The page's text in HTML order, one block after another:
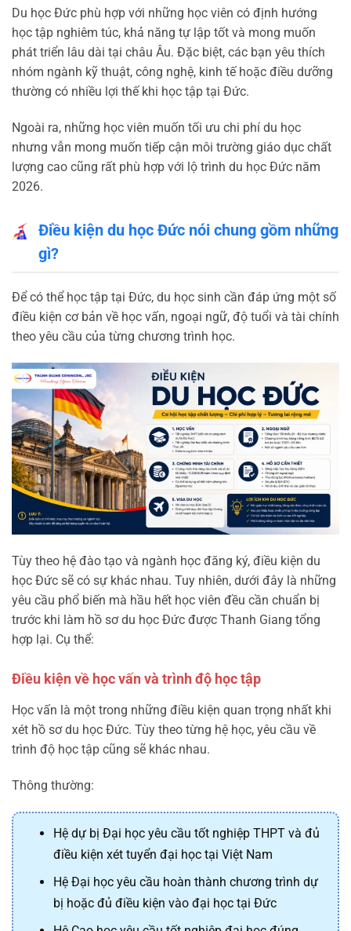
Du học Đức phù hợp với những học viên có định hướng
học tập nghiêm túc, khả năng tự lập tốt và mong muốn
phát triển lâu dài tại châu Âu. Đặc biệt, các bạn yêu thích
nhóm ngành kỹ thuật, công nghệ, kinh tế hoặc điều dưỡng
thường có nhiều lợi thế khi học tập tại Đức.
Ngoài ra, những học viên muốn tối ưu chi phí du học
nhưng vẫn mong muốn tiếp cận môi trường giáo dục chất
lượng cao cũng rất phù hợp với lộ trình du học Đức năm
2026.
Điều kiện du học Đức nói chung gồm những
gì?
Để có thể học tập tại Đức, du học sinh cần đáp ứng một số
điều kiện cơ bản về học vấn, ngoại ngữ, độ tuổi và tài chính
theo yêu cầu của từng chương trình học.
Tùy theo hệ đào tạo và ngành học đăng ký, điều kiện du
học Đức sẽ có sự khác nhau. Tuy nhiên, dưới đây là những
yêu cầu phổ biến mà hầu hết học viên đều cần chuẩn bị
trước khi làm hồ sơ du học Đức được Thanh Giang tổng
hợp lại. Cụ thể:
Điều kiện về học vấn và trình độ học tập
Học vấn là một trong những điều kiện quan trọng nhất khi
xét hồ sơ du học Đức. Tùy theo từng hệ học, yêu cầu về
trình độ học tập cũng sẽ khác nhau.
Thông thường:
Hệ dự bị Đại học yêu cầu tốt nghiệp THPT và đủ
điều kiện xét tuyển đại học tại Việt Nam
Hệ Đại học yêu cầu hoàn thành chương trình dự
bị hoặc đủ điều kiện vào đại học tại Đức